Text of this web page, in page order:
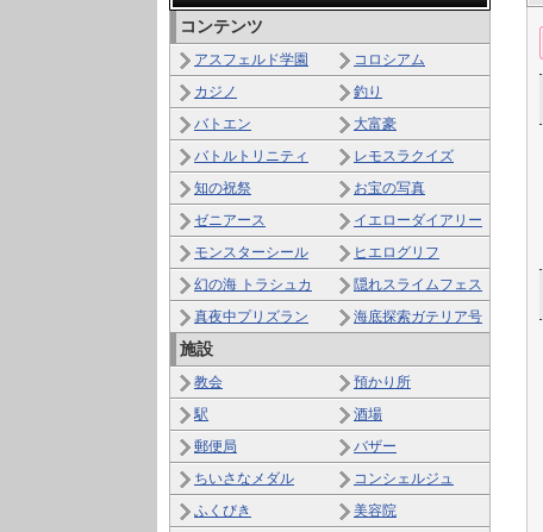
コンテンツ
アスフェルド学園
コロシアム
カジノ
釣り
バトエン
大富豪
バトルトリニティ
レモスラクイズ
知の祝祭
お宝の写真
ゼニアース
イエローダイアリー
モンスターシール
ヒエログリフ
幻の海 トラシュカ
隠れスライムフェス
真夜中プリズラン
海底探索ガテリア号
施設
教会
預かり所
駅
酒場
郵便局
バザー
ちいさなメダル
コンシェルジュ
ふくびき
美容院